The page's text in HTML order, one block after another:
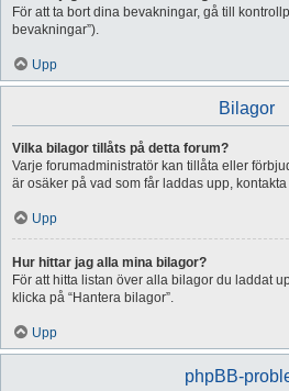
För att ta bort dina bevakningar, gå till
bevakningar”).
Upp
Bilagor
Vilka bilagor tillåts på detta forum?
Varje forumadministratör kan tillåta eller
är osäker på vad som får laddas upp,
Upp
Hur hittar jag alla mina bilagor?
För att hitta listan över alla bilagor du laddat
klicka på “Hantera bilagor”.
Upp
phpBB-